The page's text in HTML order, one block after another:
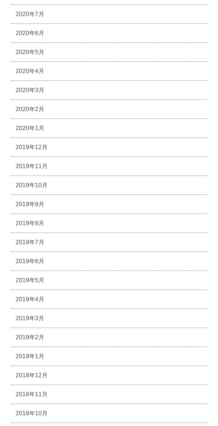
2020年7月
2020年6月
2020年5月
2020年4月
2020年3月
2020年2月
2020年1月
2019年12月
2019年11月
2019年10月
2019年9月
2019年8月
2019年7月
2019年6月
2019年5月
2019年4月
2019年3月
2019年2月
2019年1月
2018年12月
2018年11月
2018年10月